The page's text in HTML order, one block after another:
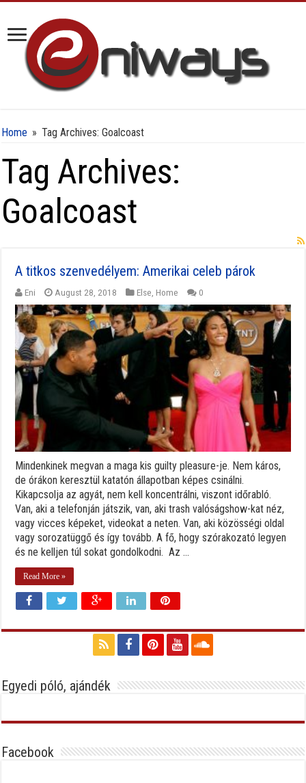
Home » Tag Archives: Goalcoast
Tag Archives:
Goalcoast
A titkos szenvedélyem: Amerikai celeb párok
Eni August 28, 2018 Else Home 0
Mindenkinek megvan a maga kis guilty pleasure-je. Nem káros,
de órákon keresztül katatón állapotban képes csinálni.
Kikapcsolja az agyát, nem kell koncentrálni, viszont időrabló.
Van, aki a telefonján játszik, van, aki trash valóságshow-kat néz,
vagy vicces képeket, videokat a neten. Van, aki közösségi oldal
vagy sorozatüggő és így tovább. A fő, hogy szórakozató legyen
és ne kelljen túl sokat gondolkodni. Az ...
Read More »
Egyedi póló, ajándék
Facebook